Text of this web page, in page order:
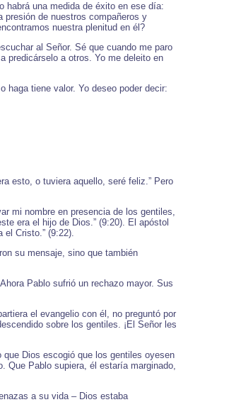
habrá una medida de éxito en ese día:
presión de nuestros compañeros y
nuestra plenitud en él?
al Señor. Sé que cuando me paro
predicárselo a otros. Yo me deleito en
haga tiene valor. Yo deseo poder decir:
esto, o tuviera aquello, seré feliz.” Pero
mi nombre en presencia de los gentiles,
era el hijo de Dios.” (9:20). El apóstol
Cristo.” (9:22).
su mensaje, sino que también
Pablo sufrió un rechazo mayor. Sus
el evangelio con él, no preguntó por
sobre los gentiles. ¡El Señor les
Dios escogió que los gentiles oyesen
Que Pablo supiera, él estaría marginado,
a su vida – Dios estaba